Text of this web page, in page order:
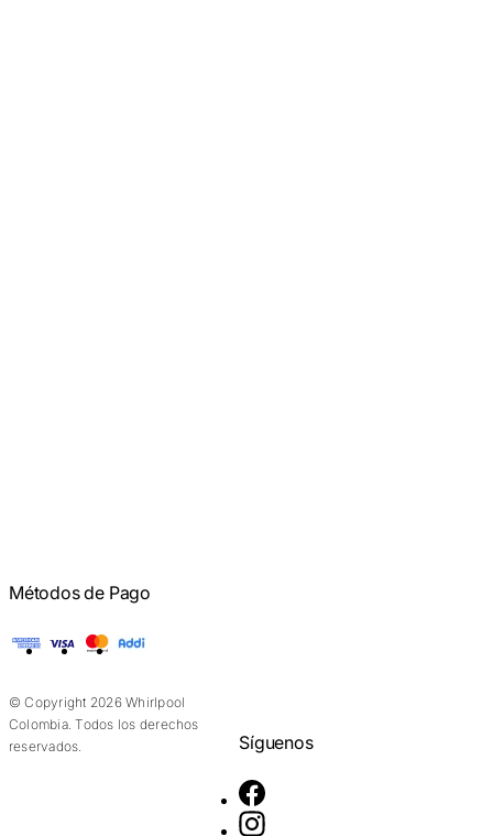
Métodos de Pago
American Express
Visa Mastercard
© Copyright 2026 Whirlpool
Colombia. Todos los derechos
reservados.
Síguenos